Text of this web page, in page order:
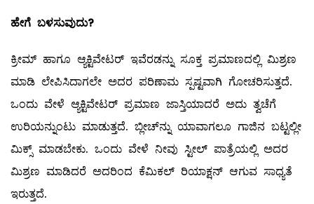
ಹೇಗೆ ಬಳಸುವುದು?
ಕ್ರೀಮ್ ಹಾಗೂ ಆ್ಯಕ್ಟಿವೇಟರ್‌ ಇವೆರಡನ್ನು ಸೂಕ್ತ ಪ್ರಮಾಣದಲ್ಲಿ ಮಿಶ್ರಣ
ಮಾಡಿ ಲೇಪಿಸಿದಾಗಲೇ ಅದರ ಪರಿಣಾಮ ಸ್ಪಷ್ಟವಾಗಿ ಗೋಚರಿಸುತ್ತದೆ.
ಒಂದು ವೇಳೆ ಆ್ಯಕ್ಟಿವೇಟರ್‌ ಪ್ರಮಾಣ ಜಾಸ್ತಿಯಾದರೆ ಅದು ತ್ವಚೆಗೆ
ಉರಿಯನ್ನುಂಟು ಮಾಡುತ್ತದೆ. ಬ್ಲೀಚ್‌ನ್ನು ಯಾವಾಗಲೂ ಗಾಜಿನ ಬಟ್ಟಲ್ಲೀ
ಮಿಕ್ಸ್ ಮಾಡಬೇಕು. ಒಂದು ವೇಳೆ ನೀವು ಸ್ಟೀಲ್ ‌ಪಾತ್ರೆಯಲ್ಲಿ ಅದರ
ಮಿಶ್ರಣ ಮಾಡಿದರೆ ಅದರಿಂದ ಕೆಮಿಕಲ್ ರಿಯಾಕ್ಷನ್‌ ಆಗುವ ಸಾಧ್ಯತೆ
ಇರುತ್ತದೆ.